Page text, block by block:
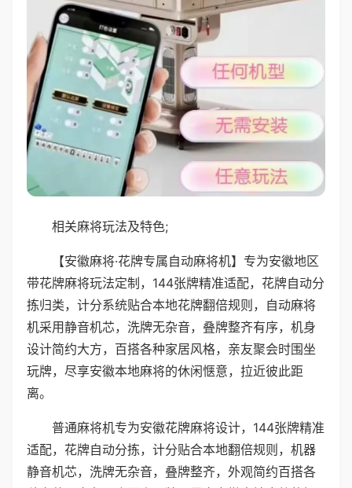
相关麻将玩法及特色;
【安徽麻将·花牌专属自动麻将机】专为安徽地区
带花牌麻将玩法定制，144张牌精准适配，花牌自动分
拣归类，计分系统贴合本地花牌翻倍规则，自动麻将
机采用静音机芯，洗牌无杂音，叠牌整齐有序，机身
设计简约大方，百搭各种家居风格，亲友聚会时围坐
玩牌，尽享安徽本地麻将的休闲惬意，拉近彼此距
离。
普通麻将机专为安徽花牌麻将设计，144张牌精准
适配，花牌自动分拣，计分贴合本地翻倍规则，机器
静音机芯，洗牌无杂音，叠牌整齐，外观简约百搭各